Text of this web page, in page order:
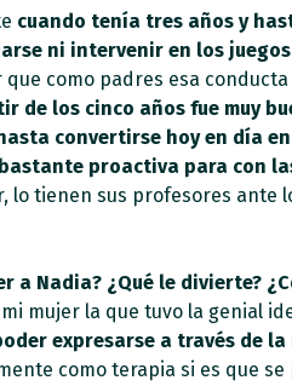
cuando tenía tres años y
ni intervenir en los
como padres esa
de los cinco años fue muy
convertirse hoy en día
proactiva para con
lo tienen sus profesores ante
a Nadia? ¿Qué le divierte?
mujer la que tuvo la genial
expresarse a través de
como terapia si es que